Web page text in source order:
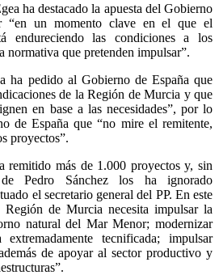
ha destacado la apuesta del Gobierno
“en un momento clave en el que el
endureciendo las condiciones a los
normativa que pretenden impulsar”.
ha pedido al Gobierno de España que
de la Región de Murcia y que
en base a las necesidades”, por lo
de España que “no mire el remitente,
proyectos”.
remitido más de 1.000 proyectos y, sin
Pedro Sánchez los ha ignorado
el secretario general del PP. En este
de Murcia necesita impulsar la
natural del Mar Menor; modernizar
tecnificada; impulsar
de apoyar al sector productivo y